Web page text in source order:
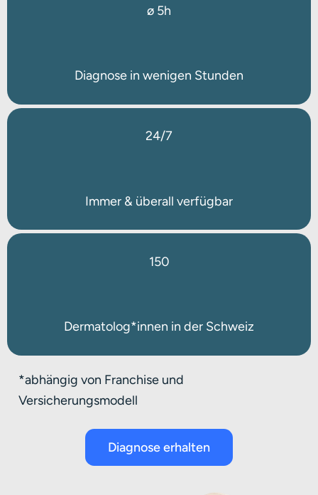
ø 5h
Diagnose in wenigen Stunden
24/7
Immer & überall verfügbar
150
Dermatolog*innen in der Schweiz
*abhängig von Franchise und
Versicherungsmodell
Diagnose erhalten